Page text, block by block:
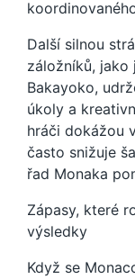
Další silnou
záložníků, jako
Bakayoko,
úkoly a
hráči dokážou
často snižuje
řad Monaka
Zápasy, které
výsledky
Když se